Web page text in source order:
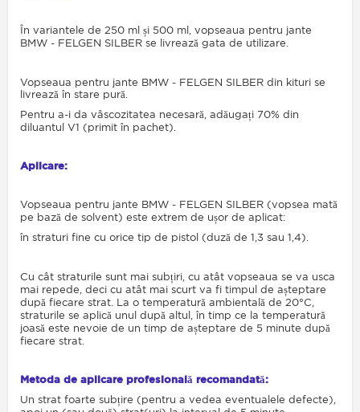
În variantele de 250 ml și 500 ml, vopseaua pentru jante
BMW - FELGEN SILBER se livrează gata de utilizare.
Vopseaua pentru jante BMW - FELGEN SILBER din kituri se
livrează în stare pură.
Pentru a-i da vâscozitatea necesară, adăugați 70% din
diluantul V1 (primit în pachet).
Aplicare:
Vopseaua pentru jante BMW - FELGEN SILBER (vopsea mată
pe bază de solvent) este extrem de ușor de aplicat:
în straturi fine cu orice tip de pistol (duză de 1,3 sau 1,4).
Cu cât straturile sunt mai subțiri, cu atât vopseaua se va usca
mai repede, deci cu atât mai scurt va fi timpul de așteptare
după fiecare strat. La o temperatură ambientală de 20°C,
straturile se aplică unul după altul, în timp ce la temperatură
joasă este nevoie de un timp de așteptare de 5 minute după
fiecare strat.
Metoda de aplicare profesională recomandată:
Un strat foarte subțire (pentru a vedea eventualele defecte),